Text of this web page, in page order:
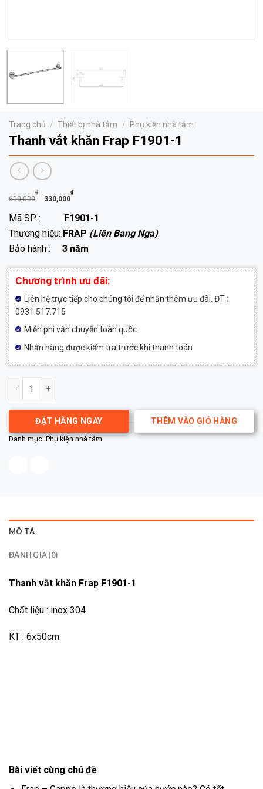
Trang chủ / Thiết bị nhà tắm / Phụ kiện nhà tắm
Thanh vắt khăn Frap F1901-1
600,000
₫
Giá
gốc
600,000₫.
330,000
₫Giá
hiện
tại
là:
330,000₫.
Mã SP :
F1901-1
Thương hiệu: FRAP (Liên Bang Nga)
Bảo hành : 3 năm
Chương trình ưu đãi:
Liên hệ trực tiếp cho chúng tôi để nhận thêm ưu đãi. ĐT :
0931.517.715
Miễn phí vận chuyển toàn quốc
Nhận hàng được kiểm tra trước khi thanh toán
Thanh vắt khăn Frap F1901-1 số lượng
THÊM VÀO GIỎ HÀNG
ĐẶT HÀNG NGAY
Danh mục:Phụ kiện nhà tắm
MÔ TẢ
ĐÁNH GIÁ (0)
Thanh vắt khăn Frap F1901-1
Chất liệu : inox 304
KT : 6x50cm
Bài viết cùng chủ đề